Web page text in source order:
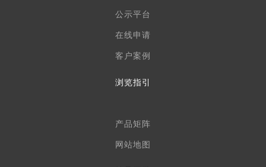
公示平台
在线申请
客户案例
浏览指引
产品矩阵
网站地图